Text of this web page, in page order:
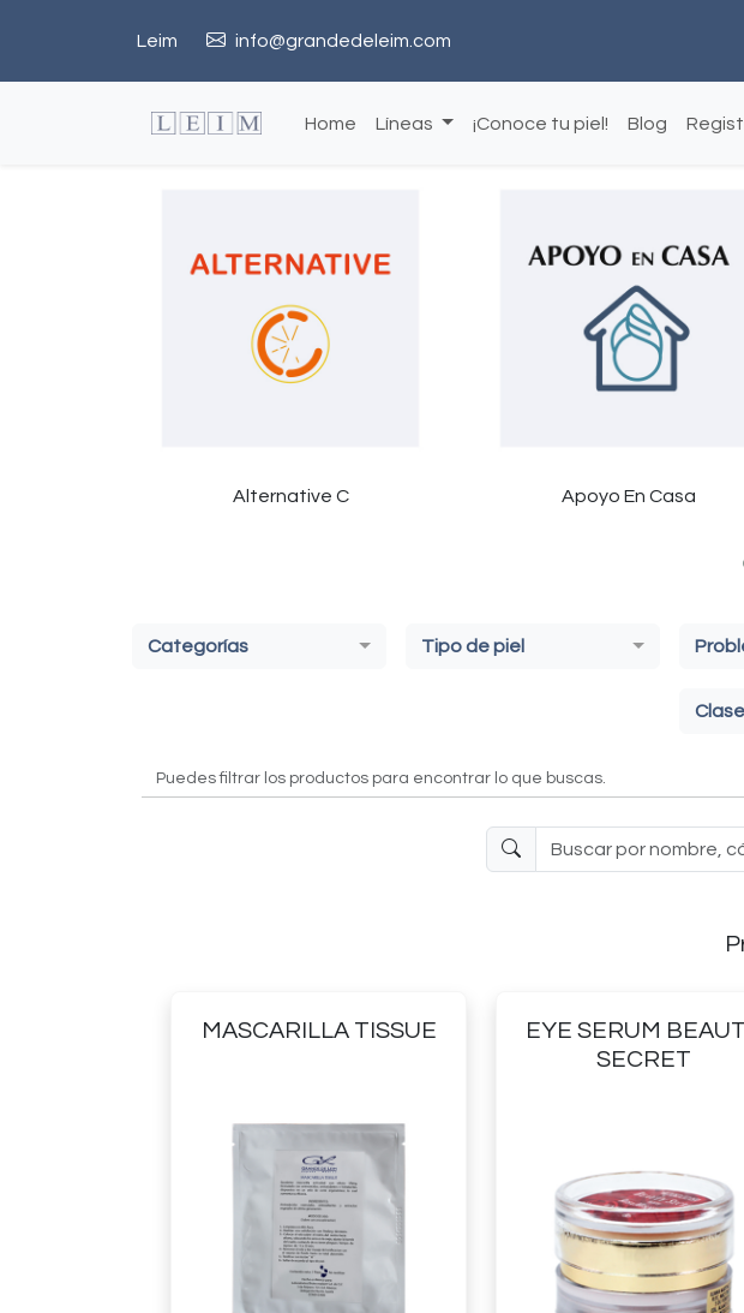
Leim info@grandedeleim.com
Home Líneas ¡Conoce tu piel! Blog
Alternative C Apoyo En Casa
Categorías Tipo de piel
Clase
Puedes filtrar los productos para encontrar lo que buscas.
MASCARILLA TISSUE
EYE SERUM
SECRET